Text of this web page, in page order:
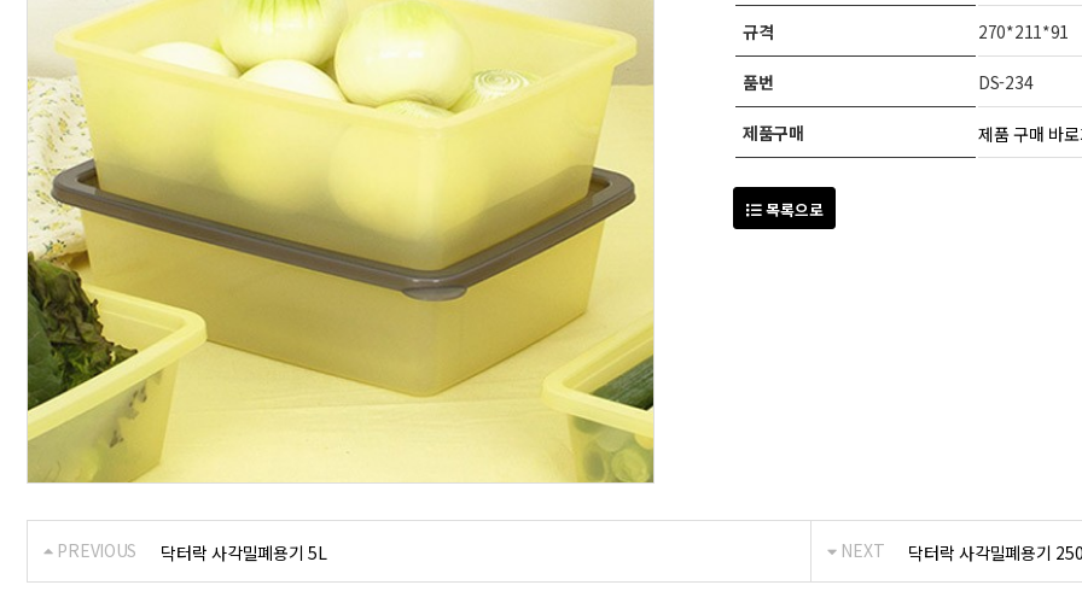
규격 270*211*91
품번 DS-234
제품구매 제품 구매 바
목록으로
PREVIOUS 닥터락 사각밀폐용기 5L NEXT 닥터락 사각밀폐용기